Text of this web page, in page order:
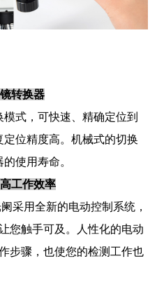
转换器
式，可快速、精确定位到
位精度高。机械式的切换
使用寿命。
工作效率
采用全新的电动控制系统，
您触手可及。人性化的电动
步骤，也使您的检测工作也